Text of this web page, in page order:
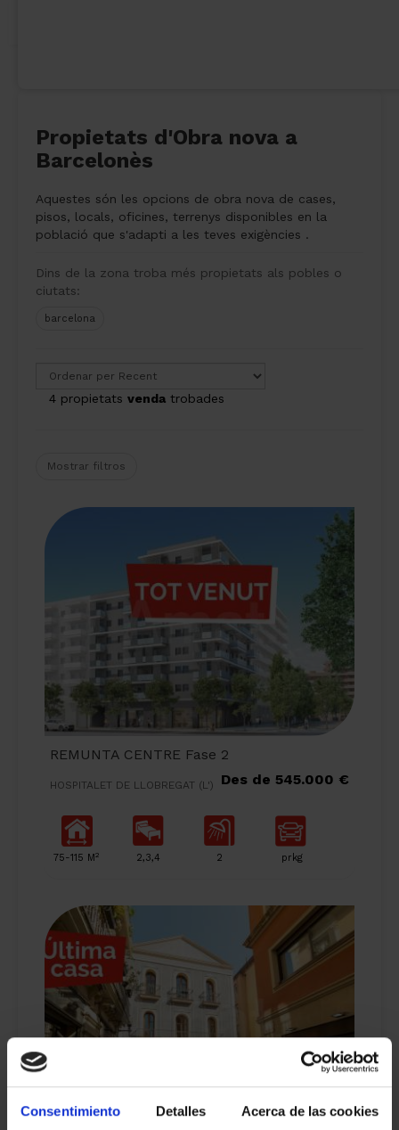
Consentimiento Detalles Acerca de las cookies
Propietats d'Obra nova a
Barcelonès
Aquestes són les opcions de obra nova de cases,
pisos, locals, oficines, terrenys disponibles en la
població que s'adapti a les teves exigències .
Dins de la zona troba més propietats als pobles o
ciutats:
barcelona
4 propietats venda trobades
Mostrar filtros
REMUNTA CENTRE Fase 2
HOSPITALET DE LLOBREGAT (L') Des de 545.000 €
75-115 M2 2,3,4 2 prkg